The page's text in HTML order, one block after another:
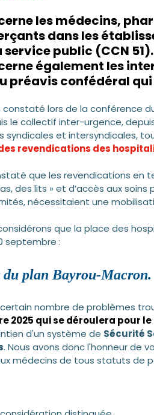
les médecins,
dans les
public (CCN 51).
également les
préavis confédéral
lors de la conférence
le collectif inter-urgence,
syndicales et intersyndicales,
revendications des
que les revendications en
des lits » et d’accès aux
nécessitaient une
que la place des
septembre :
plan Bayrou-Macron.
nombre de problèmes
2025 qui se déroulera pour
d'un système de Sécurité
. Nous avons donc l'honneur de
médecins de tous statuts de